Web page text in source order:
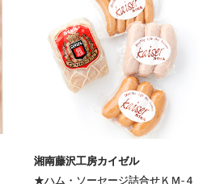
湘南藤沢工房カイゼル
★ハム・ソーセージ詰合せＫＭ‐４